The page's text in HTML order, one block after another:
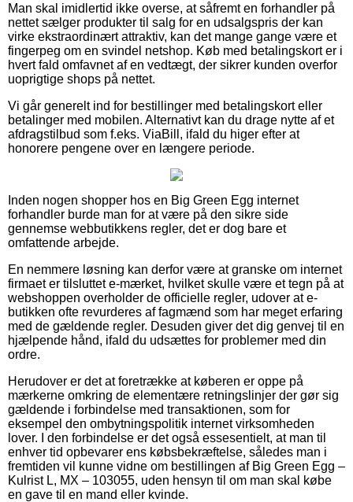
Man skal imidlertid ikke overse, at såfremt en forhandler på
nettet sælger produkter til salg for en udsalgspris der kan
virke ekstraordinært attraktiv, kan det mange gange være et
fingerpeg om en svindel netshop. Køb med betalingskort er i
hvert fald omfavnet af en vedtægt, der sikrer kunden overfor
uoprigtige shops på nettet.
Vi går generelt ind for bestillinger med betalingskort eller
betalinger med mobilen. Alternativt kan du drage nytte af et
afdragstilbud som f.eks. ViaBill, ifald du higer efter at
honorere pengene over en længere periode.
Inden nogen shopper hos en Big Green Egg internet
forhandler burde man for at være på den sikre side
gennemse webbutikkens regler, det er dog bare et
omfattende arbejde.
En nemmere løsning kan derfor være at granske om internet
firmaet er tilsluttet e-mærket, hvilket skulle være et tegn på at
webshoppen overholder de officielle regler, udover at e-
butikken ofte revurderes af fagmænd som har meget erfaring
med de gældende regler. Desuden giver det dig genvej til en
hjælpende hånd, ifald du udsættes for problemer med din
ordre.
Herudover er det at foretrække at køberen er oppe på
mærkerne omkring de elementære retningslinjer der gør sig
gældende i forbindelse med transaktionen, som for
eksempel den ombytningspolitik internet virksomheden
lover. I den forbindelse er det også essesentielt, at man til
enhver tid opbevarer ens købsbekræftelse, således man i
fremtiden vil kunne vidne om bestillingen af Big Green Egg –
Kulrist L, MX – 103055, uden hensyn til om man skal købe
en gave til en mand eller kvinde.